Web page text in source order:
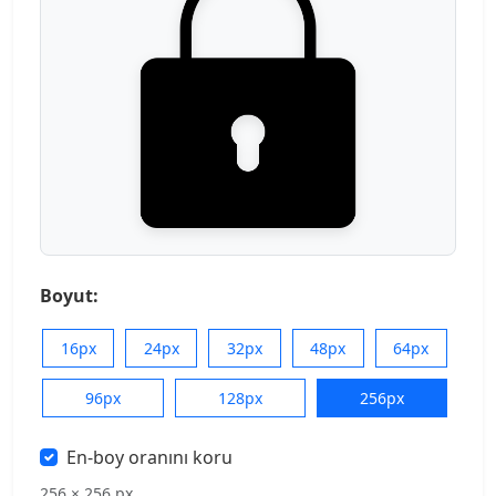
Boyut:
16px 24px 32px 48px 64px
96px 128px 256px
En-boy oranını koru